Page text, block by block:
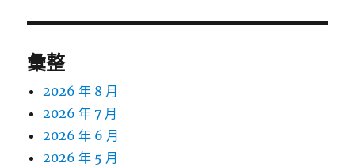
彙整
2026 年 8 月
2026 年 7 月
2026 年 6 月
2026 年 5 月